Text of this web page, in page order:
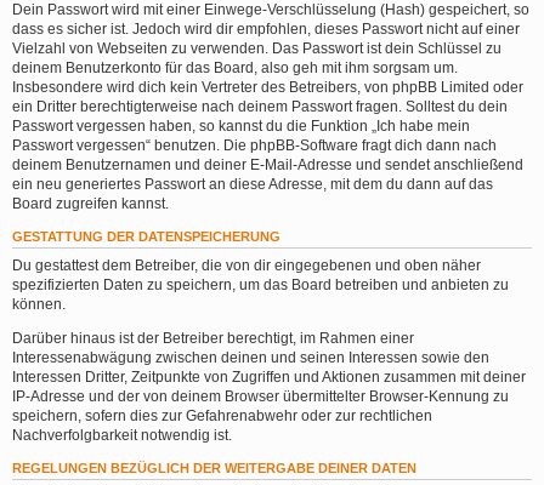
Dein Passwort wird mit einer Einwege-Verschlüsselung (Hash) gespeichert, so
dass es sicher ist. Jedoch wird dir empfohlen, dieses Passwort nicht auf einer
Vielzahl von Webseiten zu verwenden. Das Passwort ist dein Schlüssel zu
deinem Benutzerkonto für das Board, also geh mit ihm sorgsam um.
Insbesondere wird dich kein Vertreter des Betreibers, von phpBB Limited oder
ein Dritter berechtigterweise nach deinem Passwort fragen. Solltest du dein
Passwort vergessen haben, so kannst du die Funktion „Ich habe mein
Passwort vergessen“ benutzen. Die phpBB-Software fragt dich dann nach
deinem Benutzernamen und deiner E-Mail-Adresse und sendet anschließend
ein neu generiertes Passwort an diese Adresse, mit dem du dann auf das
Board zugreifen kannst.
GESTATTUNG DER DATENSPEICHERUNG
Du gestattest dem Betreiber, die von dir eingegebenen und oben näher
spezifizierten Daten zu speichern, um das Board betreiben und anbieten zu
können.
Darüber hinaus ist der Betreiber berechtigt, im Rahmen einer
Interessenabwägung zwischen deinen und seinen Interessen sowie den
Interessen Dritter, Zeitpunkte von Zugriffen und Aktionen zusammen mit deiner
IP-Adresse und der von deinem Browser übermittelter Browser-Kennung zu
speichern, sofern dies zur Gefahrenabwehr oder zur rechtlichen
Nachverfolgbarkeit notwendig ist.
REGELUNGEN BEZÜGLICH DER WEITERGABE DEINER DATEN